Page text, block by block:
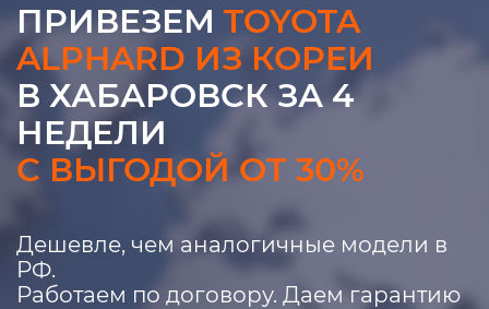
ПРИВЕЗЕМ TOYOTA
ALPHARD ИЗ КОРЕИ
В ХАБАРОВСК ЗА 4
НЕДЕЛИ
С ВЫГОДОЙ ОТ 30%
Дешевле, чем аналогичные модели в
РФ.
Работаем по договору. Даем гарантию